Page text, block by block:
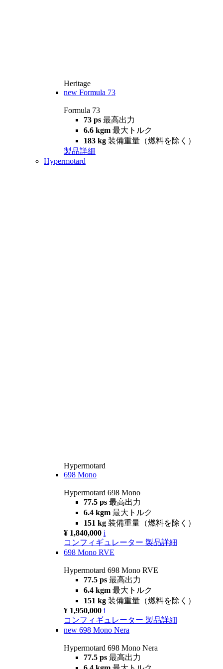
Heritage
new Formula 73
Formula 73
73 ps 最高出力
6.6 kgm 最大トルク
183 kg 装備重量（燃料を除く）
製品詳細
Hypermotard
Hypermotard
698 Mono
Hypermotard 698 Mono
77.5 ps 最高出力
6.4 kgm 最大トルク
151 kg 装備重量（燃料を除く）
¥ 1,840,000 i
コンフィギュレーター 製品詳細
698 Mono RVE
Hypermotard 698 Mono RVE
77.5 ps 最高出力
6.4 kgm 最大トルク
151 kg 装備重量（燃料を除く）
¥ 1,950,000 i
コンフィギュレーター 製品詳細
new 698 Mono Nera
Hypermotard 698 Mono Nera
77.5 ps 最高出力